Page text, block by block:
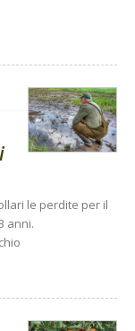
le perdite per il
anni.